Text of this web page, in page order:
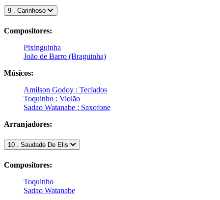
9 . Carinhoso
Compositores:
Pixinguinha
João de Barro (Braguinha)
Músicos:
Amilson Godoy : Teclados
Toquinho : Violão
Sadao Watanabe : Saxofone
Arranjadores:
10 . Saudade De Elis
Compositores:
Toquinho
Sadao Watanabe